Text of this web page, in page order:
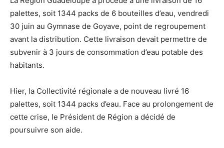
palettes, soit 1344 packs de 6 bouteilles d’eau, vendredi
30 juin au Gymnase de Goyave, point de regroupement
avant la distribution. Cette livraison devait permettre de
subvenir à 3 jours de consommation d’eau potable des
habitants.
Hier, la Collectivité régionale a de nouveau livré 16
palettes, soit 1344 packs d’eau. Face au prolongement de
cette crise, le Président de Région a décidé de
poursuivre son aide.